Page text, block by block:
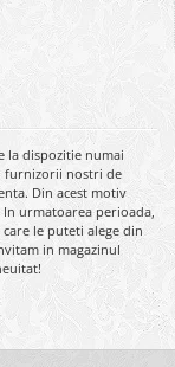
la dispozitie numai
furnizorii nostri de
Din acest motiv
urmatoarea perioada,
le puteti alege din
in magazinul